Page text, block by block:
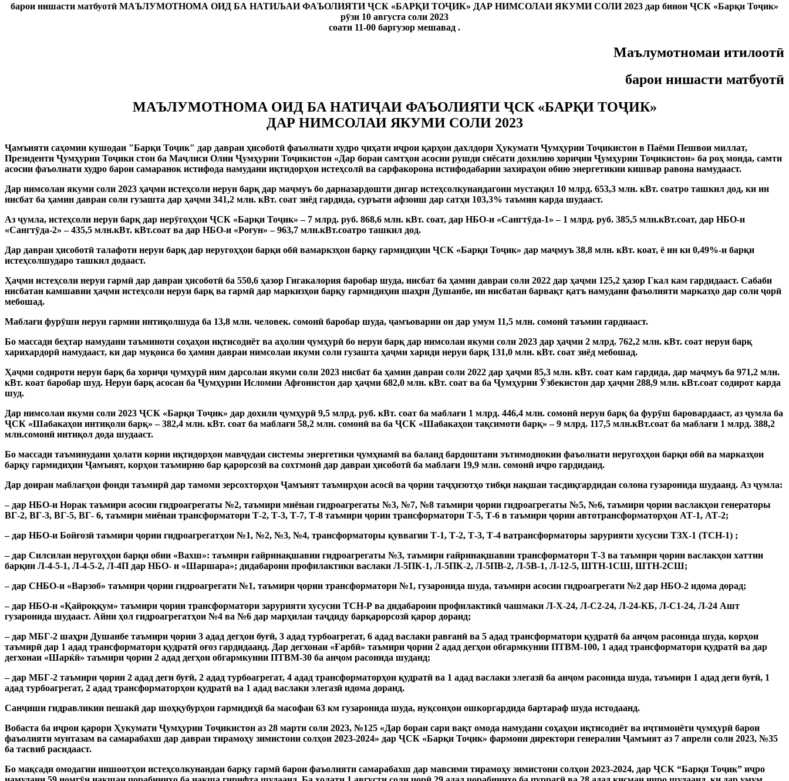
барои нишасти матбуотӣ МАЪЛУМОТНОМА ОИД БА НАТИЉАИ ФАЪОЛИЯТИҶСК «БАРҚИ ТОҶИК» ДАР НИМСОЛАИ ЯКУМИ СОЛИ 2023 дар бинои ҶСК «Барқи Тоҷик»
рӯзи 10 августа соли 2023
соати 11-00 баргузор мешавад .
Маълумотномаи итилоотӣ
барои нишасти матбуотӣ
МАЪЛУМОТНОМА ОИД БА НАТИҶАИ ФАЪОЛИЯТИ ҶСК «БАРҚИ ТОҶИК»
ДАР НИМСОЛАИ ЯКУМИ СОЛИ 2023
Ҷамъияти саҳомии кушодаи "Барқи Тоҷик" дар давраи ҳисоботӣ фаъолиати худро ҷиҳати иҷрои қарҳои дахлдори Ҳукумати Ҷумҳурии Тоҷикистон в Паёми Пешвои миллат,
Президенти Ҷумҳурии Тоҷики стон ба Маҷлиси Олии Ҷумҳурии Тоҷикистон «Дар бораи самтҳои асосии рушди сиёсати дохилию хориҷии Ҷумҳурии Тоҷикистон» ба роҳ монда, самти
асосии фаъолиати худро барои самаранок истифода намудани иқтидорҳои истеҳсолӣ ва сарфакорона истифодабарии захираҳои обию энергетикии кишвар равона намудааст.
Дар нимсолаи якуми соли 2023 ҳаҷми истеҳсоли неруи барқ ​​дар маҷмуъ бо дарназардошти дигар истеҳсолкунандагони мустақил 10 млрд. 653,3 млн. кВт. соатро ташкил дод, ки ин
нисбат ба ҳамин давраи соли гузашта дар ҳаҷми 341,2 млн. кВт. соат зиёд гардида, суръати афзоиш дар сатҳи 103,3% таъмин карда шудааст.
Аз ҷумла, истеҳсоли неруи барқ ​​дар нерӯгоҳҳои ҶСК «Барқи Тоҷик» – 7 млрд. руб. 868,6 млн. кВт. соат, дар НБО-и «Сангтӯда-1» – 1 млрд. руб. 385,5 млн.кВт.соат, дар НБО-и
«Сангтӯда-2» – 435,5 млн.кВт. кВт.соат ва дар НБО-и «Роғун» – 963,7 млн.кВт.соатро ташкил дод.
Дар давраи ҳисоботӣ талафоти неруи барқ ​​дар неругоҳҳои барқи обӣ вамаркзҳои барқу гармидиҳии ҶСК «Барқи Тоҷик» дар маҷмуъ 38,8 млн. кВт. коат, ё ин ки 0,49%-и барқи
истеҳсолшударо ташкил додааст.
Ҳаҷми истеҳсоли неруи гармӣ дар давраи ҳисоботӣ ба 550,6 ҳазор Гигакалория баробар шуда, нисбат ба ҳамин давраи соли 2022 дар ҳаҷми 125,2 ҳазор Гкал кам гардидааст. Сабаби
нисбатан камшавии ҳаҷми истеҳсоли неруи барқ ​​ва гармӣ дар маркизҳои барқу гармидиҳии шаҳри Душанбе, ин нисбатан барвақт қатъ намудани фаъолияти марказҳо дар соли ҷорӣ
мебошад.
Маблағи фурӯши неруи гармии интиқолшуда ба 13,8 млн. человек. сомонӣ баробар шуда, ҷамъоварии он дар умум 11,5 млн. сомонӣ таъмин гардиааст.
Бо массади беҳтар намудани таъминоти соҳаҳои иқтисодиёт ва аҳолии ҷумҳурӣ бо неруи барқ ​​дар нимсолаи якуми соли 2023 дар ҳаҷми 2 млрд. 762,2 млн. кВт. соат неруи барқ ​​
харихардорӣ намудааст, ки дар муқоиса бо ҳамин давраи нимсолаи якуми соли гузашта ҳаҷми хариди неруи барқ ​​131,0 млн. кВт. соат зиёд мебошад.
Ҳаҷми содироти неруи барқ ​​ба хориҷи ҷумҳурӣ ним дарсолаи якуми соли 2023 нисбат ба ҳамин давраи соли 2022 дар ҳаҷми 85,3 млн. кВт. соат кам гардида, дар маҷмуъ ба 971,2 млн.
кВт. коат баробар шуд. Неруи барқ ​​асосан ба Ҷумҳурии Исломии Афғонистон дар ҳаҷми 682,0 млн. кВт. соат ва ба Ҷумҳурии Ӯзбекистон дар ҳаҷми 288,9 млн. кВт.соат содирот карда
шуд.
Дар нимсолаи якуми соли 2023 ҶСК «Барқи Тоҷик» дар дохили ҷумҳурӣ 9,5 млрд. руб. кВт. соат ба маблағи 1 млрд. 446,4 млн. сомонӣ неруи барқ ​​ба фурӯш баровардааст, аз ҷумла ба
ҶСК «Шабакаҳои интиқоли барқ» – 382,4 млн. кВт. соат ба маблағи 58,2 млн. сомонӣ ва ба ҶСК «Шабакаҳои тақсимоти барқ» – 9 млрд. 117,5 млн.кВт.соат ба маблағи 1 млрд. 388,2
млн.сомонӣ интиқол дода шудааст.
Бо массади таъминудани ҳолати кории иқтидорҳои мавҷудаи системы энергетики ҷумҳнамӣ ва баланд бардоштани эътимоднокии фаъолиати неругоҳҳои барқи обӣ ва марказҳои
барқу гармидиҳии Ҷамъият, корҳои таъмирию бар қарорсозӣ ва сохтмонӣ дар давраи ҳисоботӣ ба маблағи 19,9 млн. сомонӣ иҷро гардиданд.
Дар доираи маблағҳои фонди таъмирӣ дар тамоми зерсохторҳои Ҷамъият таъмирҳои асосӣ ва ҷории таҷҳизотҳо тибқи нақшаи тасдиқгардидаи солона гузаронида шудаанд. Аз ҷумла:
– дар НБО-и Норак таъмири асосии гидроагрегаты №2, таъмири миёнаи гидроагрегаты №3, №7, №8 таъмири ҷории гидроагрегаты №5, №6, таъмири ҷории васлакҳои генераторы
ВГ-2, ВГ-3, ВГ-5, ВГ- 6, таъмири миёнаи трансформатори Т-2, Т-3, Т-7, Т-8 таъмири ҷории трансформатори Т-5, Т-6 в таъмири ҷории автотрансформаторҳои АТ-1, АТ-2;
– дар НБО-и Бойғозӣ таъмири ҷории гидроагрегатҳои №1, №2, №3, №4, трансформаторы қуввагии Т-1, Т-2, Т-3, Т-4 ватрансформаторы зарурияти хусусии ТЗХ-1 (ТСН-1) ;
– дар Силсилаи неругоҳҳои барқи обии «Вахш»: таъмири ғайринақшавии гидроагрегаты №3, таъмири ғайринақшавии трансформатори Т-3 ва таъмири ҷории васлакҳои хаттии
барқии Л-4-5-1, Л-4-5-2, Л-4П дар НБО- и «Шаршара»; дидабароии профилактики васлаки Л-5ПК-1, Л-5ПК-2, Л-5ПВ-2, Л-5В-1, Л-12-5, ШТН-1СШ, ШТН-2СШ;
– дар СНБО-и «Варзоб» таъмири ҷории гидроагрегати №1, таъмири ҷории трансформатори №1, гузаронида шуда, таъмири асосии гидроагрегати №2 дар НБО-2 идома дорад;
– дар НБО-и «Қайроққум» таъмири ҷории трансформатори зарурияти хусусии ТСН-Р ва дидабароии профилактикӣ чашмаки Л-Х-24, Л-С2-24, Л-24-КБ, Л-С1-24, Л-24 Ашт
гузаронида шудааст. Айни ҳол гидроагрегатҳои №4 ва №6 дар марҳилаи таҷдиду барқарорсозӣ қарор доранд;
– дар МБГ-2 шаҳри Душанбе таъмири ҷории 3 адад дегҳои буғӣ, 3 адад турбоагрегат, 6 адад васлаки равғанӣ ва 5 адад трансформатори қудратӣ ба анҷом расонида шуда, корҳои
таъмирӣ дар 1 адад трансформатори қудратӣ оғоз гардидаанд. Дар дегхонаи «Ғарбӣ» таъмири ҷории 2 адад дегҳои обгармкунии ПТВМ-100, 1 адад трансформатори қудратӣ ва дар
дегхонаи «Шарќӣ» таъмири ҷории 2 адад дегҳои обгармкунии ПТВМ-30 ба анҷом расонида шуданд;
– дар МБГ-2 таъмири ҷории 2 адад деги буғӣ, 2 адад турбоагрегат, 4 адад трансформаторҳои қудратӣ ва 1 адад васлаки элегазӣ ба анҷом расонида шуда, таъмири 1 адад деги буғӣ, 1
адад турбоагрегат, 2 адад трансформаторҳои қудратӣ ва 1 адад васлаки элегазӣ идома доранд.
Санҷиши гидравликии пешакӣ дар шоҳқубурҳои гармидиҳӣ ба масофаи 63 км гузаронида шуда, нуқсонҳои ошкоргардида бартараф шуда истодаанд.
Вобаста ба иҷрои қарори Ҳукумати Ҷумҳурии Тоҷикистон аз 28 марти соли 2023, №125 «Дар бораи сари вақт омода намудани соҳаҳои иқтисодиёт ва иҷтимоиёти ҷумҳурӣ барои
фаъолияти мунтазам ва самарабахш дар давраи тирамоҳу зимистони солҳои 2023-2024» дар ҶСК «Барқи Тоҷик» фармони директори генералии Ҷамъият аз 7 апрели соли 2023, №35
ба тасвиб расидааст.
Бо мақсади омодагии иншоотҳои истеҳсолкунандаи барқу гармӣ барои фаъолияти самарабахш дар мавсими тирамоҳу зимистони солҳои 2023-2024, дар ҶСК “Барқи Тоҷик” иҷро